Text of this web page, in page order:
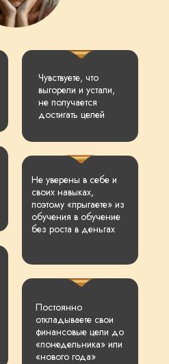
Чувствуете, что
выгорели и устали,
не получается
достигать целей
Не уверены в себе и
своих навыках,
поэтому «прыгаете» из
обучения в обучение
без роста в деньгах
Постоянно
откладываете свои
финансовые цели до
«понедельника» или
«нового года»